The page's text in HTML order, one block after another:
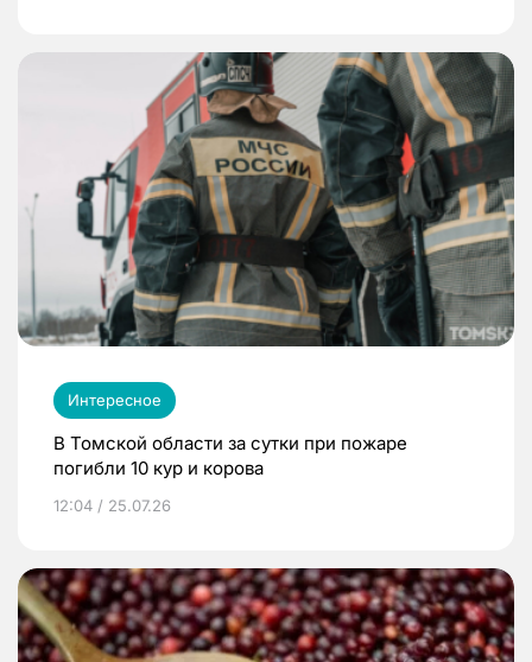
Интересное
В Томской области за сутки при пожаре
погибли 10 кур и корова
12:04 / 25.07.26